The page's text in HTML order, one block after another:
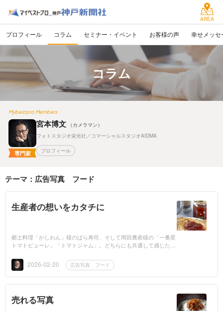
AREA
プロフィール コラム セミナー・イベント お客様の声 幸せメッセ
コラム
Mybestpro Members
専門家
宮本博文
（カメラマン）
フォトスタジオ栄光社／コマーシャルスタジオAIDMA
プロフィール
テーマ：広告写真 フード
生産者の想いをカタチに
郷土料理「かしわん」様のばら寿司、そして岡田農産様の「一番星
トマトピューレ」「トマトジャム」。どちらにも共通して感じたの
へ届けたい！」...
2026-02-20 広告写真 フード
売れる写真